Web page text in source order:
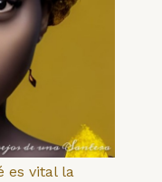
es vital la